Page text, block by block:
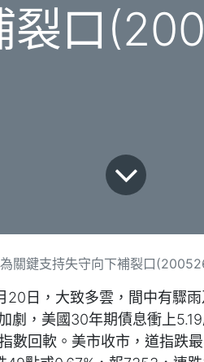
裂口
關鍵支持失守向下補裂口
日，大致多雲，間中有驟
劇，美國30年期債息衝上
數回軟。美市收市，道指跌